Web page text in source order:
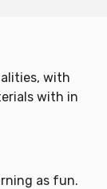
with
with in
as fun.